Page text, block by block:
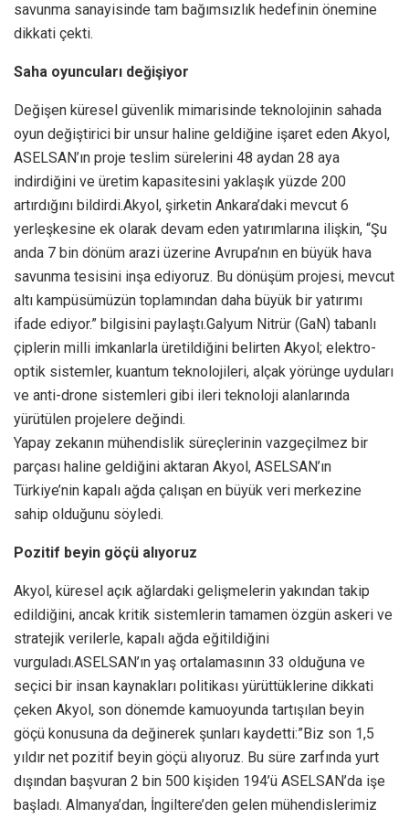
savunma sanayisinde tam bağımsızlık hedefinin önemine
dikkati çekti.
Saha oyuncuları değişiyor
Değişen küresel güvenlik mimarisinde teknolojinin sahada
oyun değiştirici bir unsur haline geldiğine işaret eden Akyol,
ASELSAN’ın proje teslim sürelerini 48 aydan 28 aya
indirdiğini ve üretim kapasitesini yaklaşık yüzde 200
artırdığını bildirdi.Akyol, şirketin Ankara’daki mevcut 6
yerleşkesine ek olarak devam eden yatırımlarına ilişkin, “Şu
anda 7 bin dönüm arazi üzerine Avrupa’nın en büyük hava
savunma tesisini inşa ediyoruz. Bu dönüşüm projesi, mevcut
altı kampüsümüzün toplamından daha büyük bir yatırımı
ifade ediyor.” bilgisini paylaştı.Galyum Nitrür (GaN) tabanlı
çiplerin milli imkanlarla üretildiğini belirten Akyol; elektro-
optik sistemler, kuantum teknolojileri, alçak yörünge uyduları
ve anti-drone sistemleri gibi ileri teknoloji alanlarında
yürütülen projelere değindi.
Yapay zekanın mühendislik süreçlerinin vazgeçilmez bir
parçası haline geldiğini aktaran Akyol, ASELSAN’ın
Türkiye’nin kapalı ağda çalışan en büyük veri merkezine
sahip olduğunu söyledi.
Pozitif beyin göçü alıyoruz
Akyol, küresel açık ağlardaki gelişmelerin yakından takip
edildiğini, ancak kritik sistemlerin tamamen özgün askeri ve
stratejik verilerle, kapalı ağda eğitildiğini
vurguladı.ASELSAN’ın yaş ortalamasının 33 olduğuna ve
seçici bir insan kaynakları politikası yürüttüklerine dikkati
çeken Akyol, son dönemde kamuoyunda tartışılan beyin
göçü konusuna da değinerek şunları kaydetti:”Biz son 1,5
yıldır net pozitif beyin göçü alıyoruz. Bu süre zarfında yurt
dışından başvuran 2 bin 500 kişiden 194’ü ASELSAN’da işe
başladı. Almanya’dan, İngiltere’den gelen mühendislerimiz